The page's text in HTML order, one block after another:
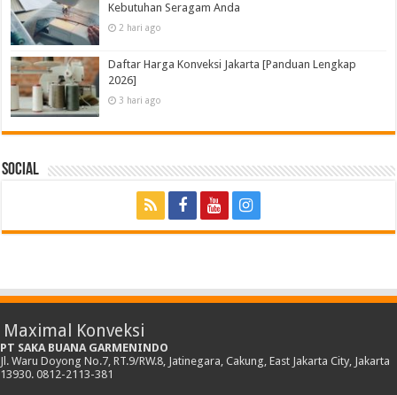
Kebutuhan Seragam Anda
2 hari ago
Daftar Harga Konveksi Jakarta [Panduan Lengkap
2026]
3 hari ago
Social
Maximal Konveksi
PT SAKA BUANA GARMENINDO
Jl. Waru Doyong No.7, RT.9/RW.8, Jatinegara, Cakung, East Jakarta City, Jakarta
13930. 0812-2113-381